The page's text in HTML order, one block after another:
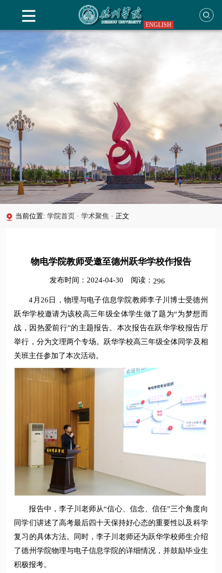
ENGLISH
当前位置:学院首页 · 学术聚焦 · 正文
​物电学院教师受邀至德州跃华学校作报告
发布时间：2024-04-30 阅读： 296
4月26日，物理与电子信息学院教师李子川博士受德州
跃华学校邀请为该校高三年级全体学生做了题为“为梦想而
战，因热爱前行”的主题报告。本次报告在跃华学校报告厅
举行，分为文理两个专场。跃华学校高三年级全体同学及相
关班主任参加了本次活动。
报告中，李子川老师从“信心、信念、信任”三个角度向
同学们讲述了高考最后四十天保持好心态的重要性以及科学
复习的具体方法。同时，李子川老师还为跃华学校师生介绍
了德州学院物理与电子信息学院的详细情况，并鼓励毕业生
积极报考。